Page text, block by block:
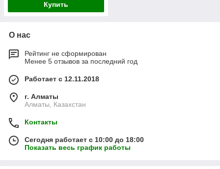
Купить
О нас
Рейтинг не сформирован
Менее 5 отзывов за последний год
Работает с 12.11.2018
г. Алматы
Алматы, Казахстан
Контакты
Сегодня работает с 10:00 до 18:00
Показать весь график работы